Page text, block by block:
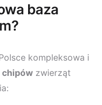
baza
kompleksowa i
chipów zwierząt